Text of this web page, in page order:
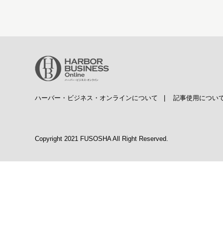
ハーバー・ビジネス・オンラインについて 記事使用につい
Copyright 2021 FUSOSHA All Right Reserved.